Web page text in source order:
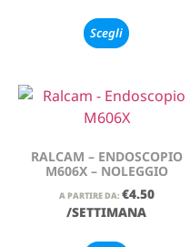
Scegli
RALCAM – ENDOSCOPIO
M606X – NOLEGGIO
A PARTIRE DA: €4.50
/SETTIMANA